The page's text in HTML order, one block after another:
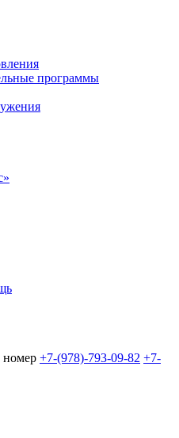
программы
номер +7-(978)-793-09-82 +7-